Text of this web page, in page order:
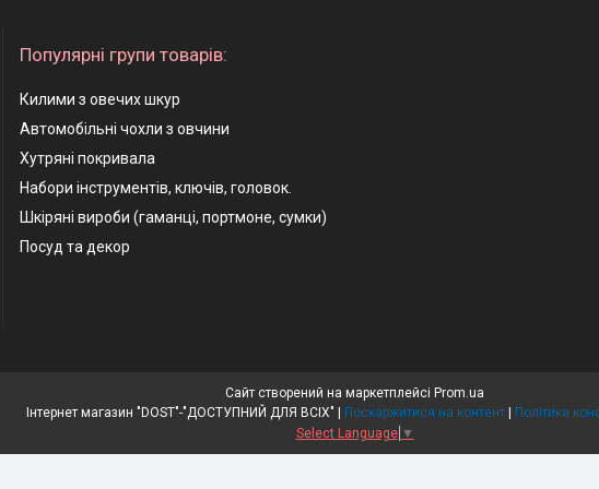
Популярні групи товарів:
Килими з овечих шкур
Автомобільні чохли з овчини
Хутряні покривала
Набори інструментів, ключів, головок.
Шкіряні вироби (гаманці, портмоне, сумки)
Посуд та декор
Сайт створений на маркетплейсі Prom.ua
Поскаржитися на контент
Політика
Select Language ▼